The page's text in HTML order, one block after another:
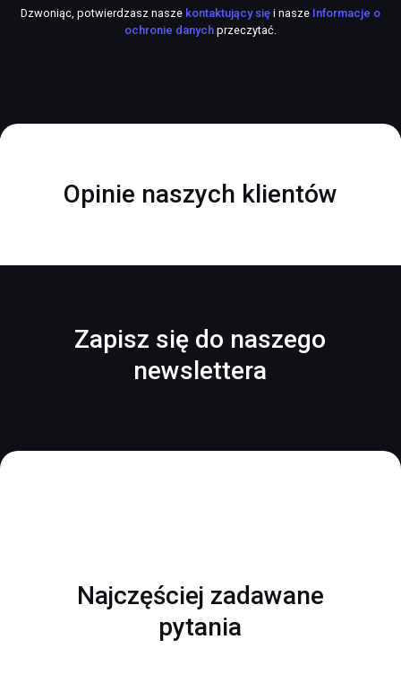
Dzwoniąc, potwierdzasz nasze kontaktujący się i nasze Informacje o
ochronie danych przeczytać.
Opinie naszych klientów
Zapisz się do naszego
newslettera
Najczęściej zadawane
pytania